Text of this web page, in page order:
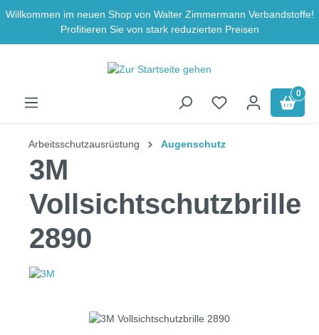
Zum Hauptinhalt springen
Willkommen im neuen Shop von Walter Zimmermann Verbandstoffe!
Profitieren Sie von stark reduzierten Preisen
0
Arbeitsschutzausrüstung Augenschutz
3M
Vollsichtschutzbrille
2890
Bildergalerie überspringen